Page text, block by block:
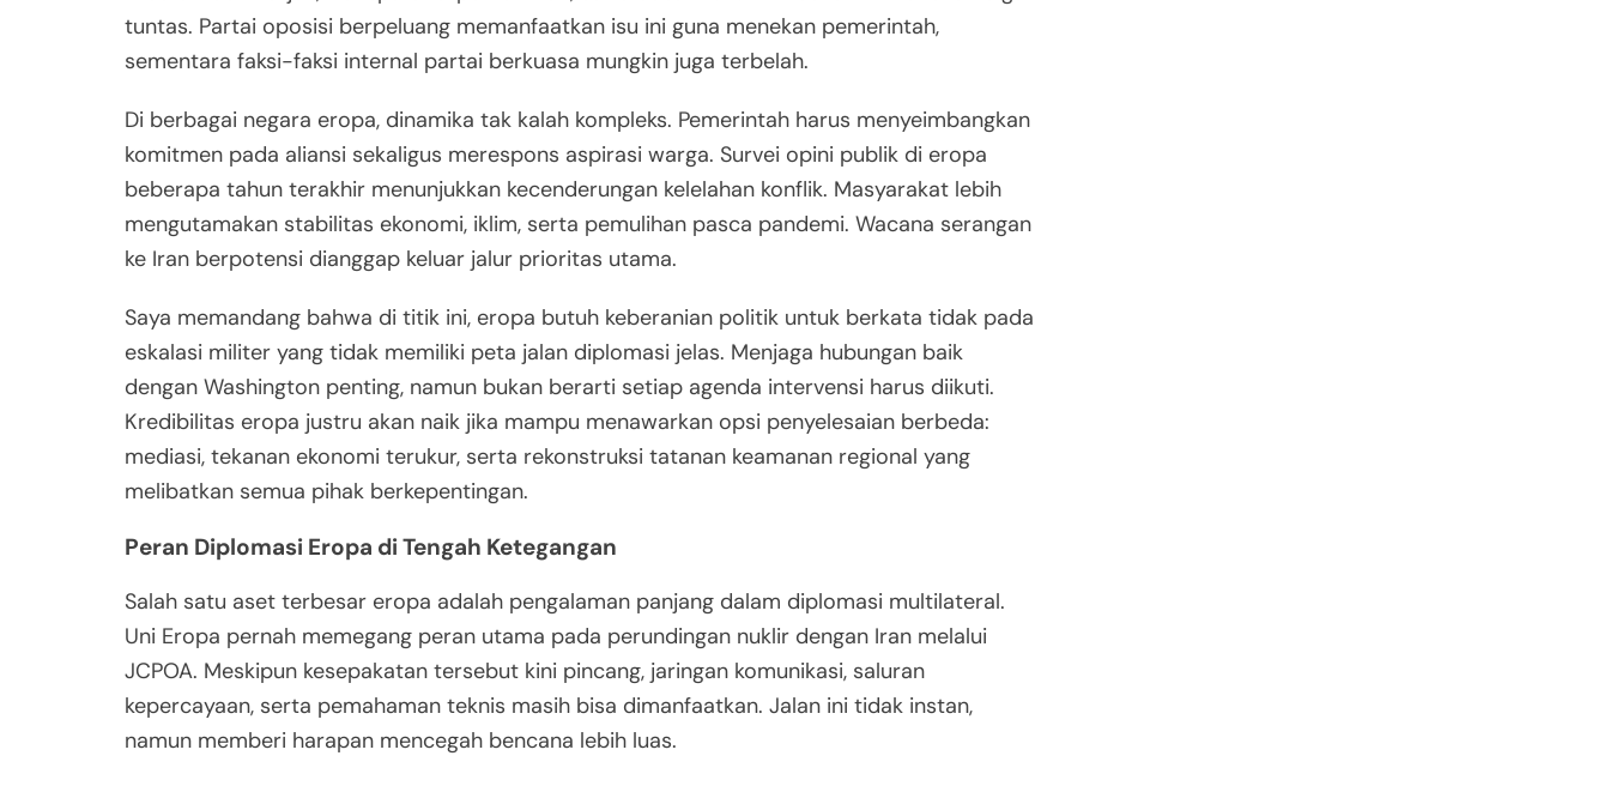
tuntas. Partai oposisi berpeluang memanfaatkan isu ini guna menekan pemerintah,
sementara faksi-faksi internal partai berkuasa mungkin juga terbelah.
Di berbagai negara eropa, dinamika tak kalah kompleks. Pemerintah harus menyeimbangkan
komitmen pada aliansi sekaligus merespons aspirasi warga. Survei opini publik di eropa
beberapa tahun terakhir menunjukkan kecenderungan kelelahan konflik. Masyarakat lebih
mengutamakan stabilitas ekonomi, iklim, serta pemulihan pasca pandemi. Wacana serangan
ke Iran berpotensi dianggap keluar jalur prioritas utama.
Saya memandang bahwa di titik ini, eropa butuh keberanian politik untuk berkata tidak pada
eskalasi militer yang tidak memiliki peta jalan diplomasi jelas. Menjaga hubungan baik
dengan Washington penting, namun bukan berarti setiap agenda intervensi harus diikuti.
Kredibilitas eropa justru akan naik jika mampu menawarkan opsi penyelesaian berbeda:
mediasi, tekanan ekonomi terukur, serta rekonstruksi tatanan keamanan regional yang
melibatkan semua pihak berkepentingan.
Peran Diplomasi Eropa di Tengah Ketegangan
Salah satu aset terbesar eropa adalah pengalaman panjang dalam diplomasi multilateral.
Uni Eropa pernah memegang peran utama pada perundingan nuklir dengan Iran melalui
JCPOA. Meskipun kesepakatan tersebut kini pincang, jaringan komunikasi, saluran
kepercayaan, serta pemahaman teknis masih bisa dimanfaatkan. Jalan ini tidak instan,
namun memberi harapan mencegah bencana lebih luas.